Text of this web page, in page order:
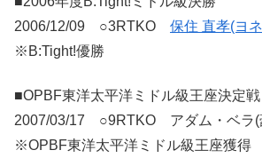
2006/12/09 ○3RTKO 保住 直孝(ヨ
※B:Tight!優勝
■OPBF東洋太平洋ミドル級王座決定戦
2007/03/17 ○9RTKO アダム・ベラ(
※OPBF東洋太平洋ミドル級王座獲得